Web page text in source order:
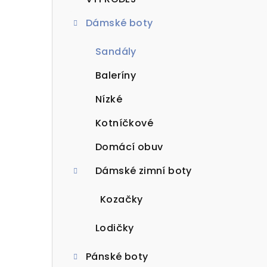
Dámské boty
Sandály
Baleríny
Nízké
Kotníčkové
Domácí obuv
Dámské zimní boty
Kozačky
Lodičky
Pánské boty